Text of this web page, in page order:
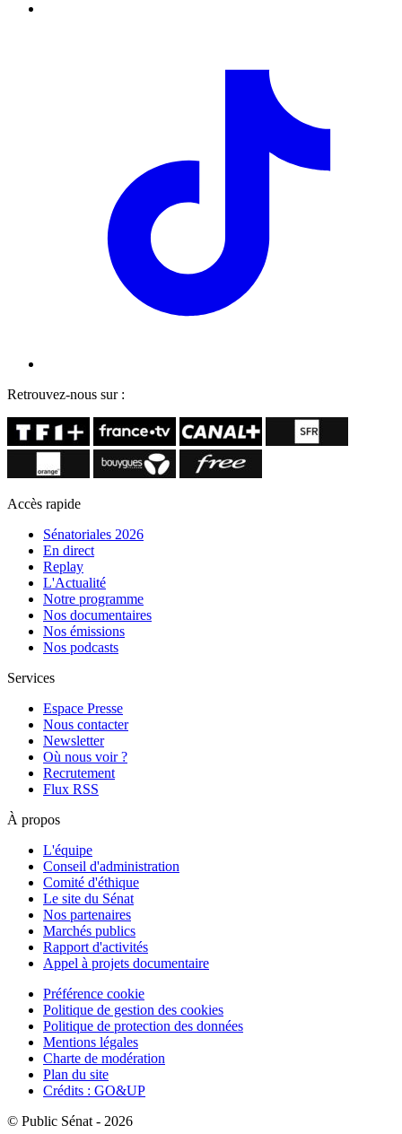
Retrouvez-nous sur :
Accès rapide
Sénatoriales 2026
En direct
Replay
L'Actualité
Notre programme
Nos documentaires
Nos émissions
Nos podcasts
Services
Espace Presse
Nous contacter
Newsletter
Où nous voir ?
Recrutement
Flux RSS
À propos
L'équipe
Conseil d'administration
Comité d'éthique
Le site du Sénat
Nos partenaires
Marchés publics
Rapport d'activités
Appel à projets documentaire
Préférence cookie
Politique de gestion des cookies
Politique de protection des données
Mentions légales
Charte de modération
Plan du site
Crédits : GO&UP
© Public Sénat - 2026